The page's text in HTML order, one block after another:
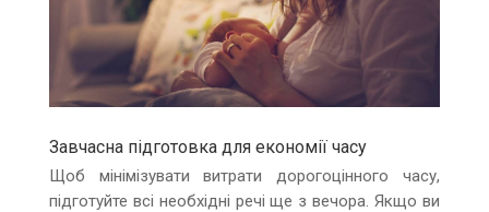
Завчасна підготовка для економії часу
Щоб мінімізувати витрати дорогоцінного часу,
підготуйте всі необхідні речі ще з вечора. Якщо ви